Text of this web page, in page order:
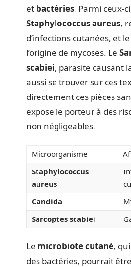
et bactéries. Parmi ceux-
Staphylococcus aureus,
d’infections cutanées, et le
l’origine de mycoses. Le
scabiei, parasite causant
aussi se trouver sur ces
directement ces pièces
expose le porteur à des
non négligeables.
Microorganisme
Staphylococcus
aureus
Candida
Sarcoptes scabiei
Le microbiote cutané,
des bactéries, pourrait